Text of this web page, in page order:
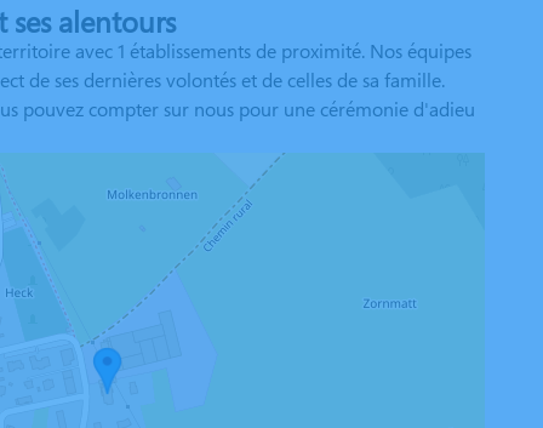
ses alentours
avec 1 établissements de proximité. Nos équipes
de ses dernières volontés et de celles de sa famille.
pouvez compter sur nous pour une cérémonie d'adieu